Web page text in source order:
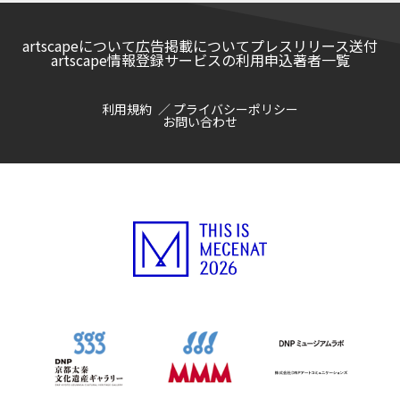
artscapeについて広告掲載についてプレスリリース送付
artscape情報登録サービスの利用申込著者一覧
利用規約 プライバシーポリシー
お問い合わせ